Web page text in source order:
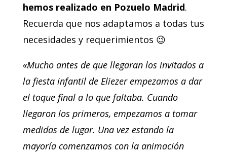
hemos realizado en Pozuelo Madrid.
Recuerda que nos adaptamos a todas tus
necesidades y requerimientos 😉
«Mucho antes de que llegaran los invitados a
la fiesta infantil de Eliezer empezamos a dar
el toque final a lo que faltaba. Cuando
llegaron los primeros, empezamos a tomar
medidas de lugar. Una vez estando la
mayoría comenzamos con la animación